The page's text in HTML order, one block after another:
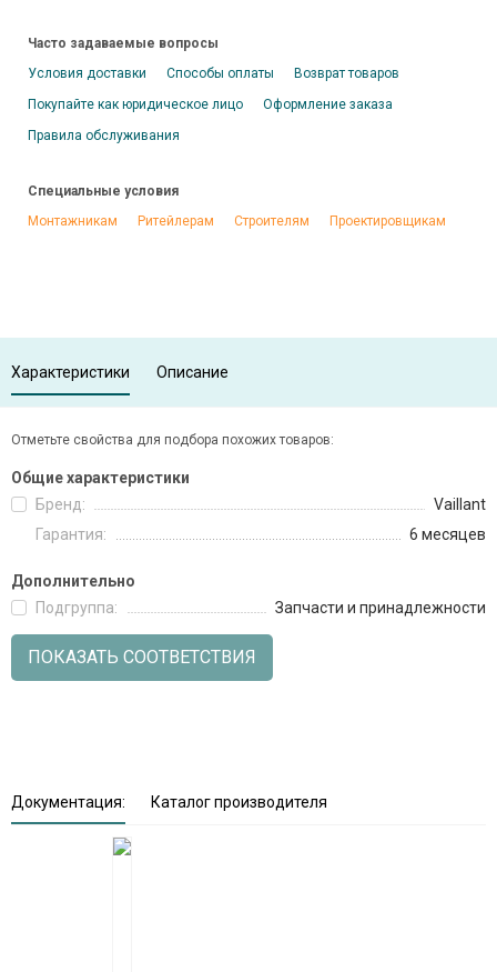
Часто задаваемые вопросы
Условия доставки
Способы оплаты
Возврат товаров
Покупайте как юридическое лицо
Оформление заказа
Правила обслуживания
Специальные условия
Монтажникам
Ритейлерам Строителям Проектировщикам
Характеристики Описание
Отметьте свойства для подбора похожих товаров:
Общие характеристики
Бренд:
Vaillant
Гарантия:
6 месяцев
Дополнительно
Подгруппа:
Запчасти и принадлежности
ПОКАЗАТЬ СООТВЕТСТВИЯ
Документация: Каталог производителя